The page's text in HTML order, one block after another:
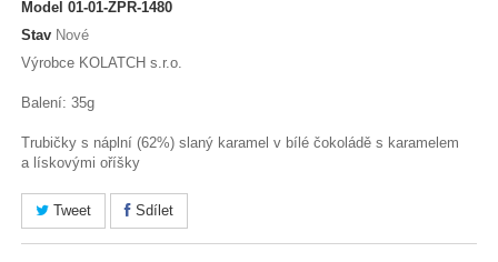
Model 01-01-ZPR-1480
Stav Nové
Výrobce KOLATCH s.r.o.
Balení: 35g
Trubičky s náplní (62%) slaný karamel v bílé čokoládě s karamelem
a lískovými oříšky
Tweet Sdílet